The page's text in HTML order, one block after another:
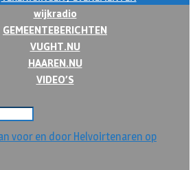
wijkradio
GEMEENTEBERICHTEN
VUGHT.NU
HAAREN.NU
VIDEO’S